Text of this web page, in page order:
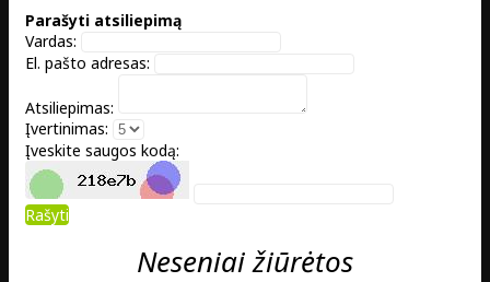
Parašyti atsiliepimą
Vardas:
El. pašto adresas:
Atsiliepimas:
Įvertinimas:
Įveskite saugos kodą:
Rašyti
Neseniai žiūrėtos